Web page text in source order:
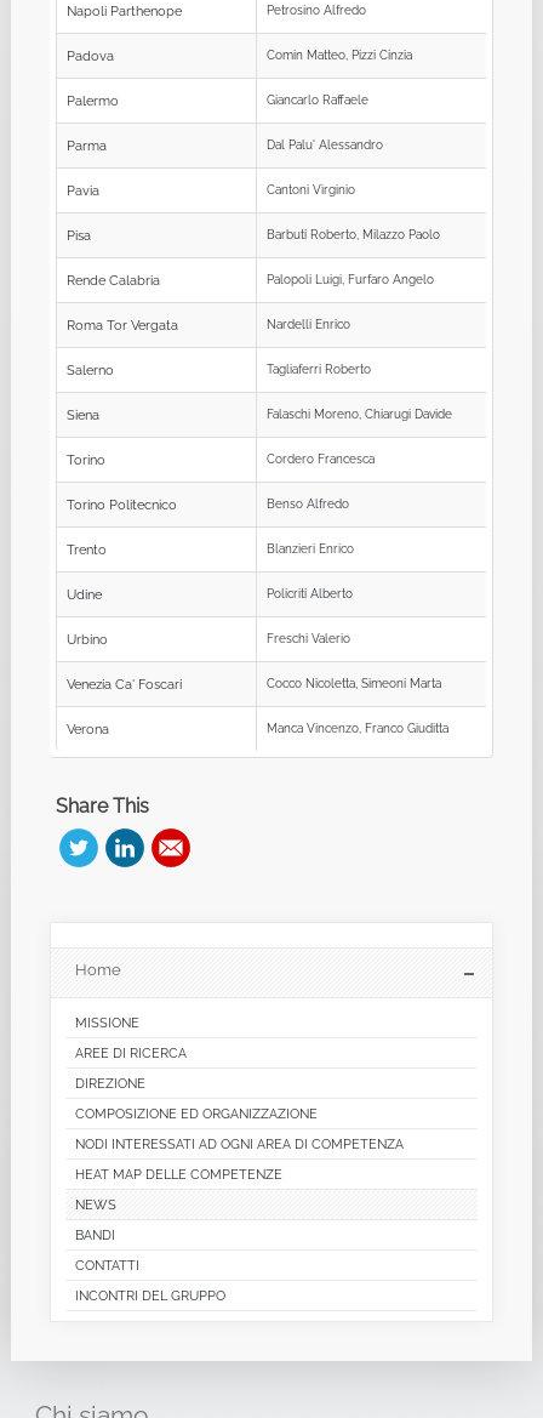
Napoli Parthenope Petrosino Alfredo
Padova Comin Matteo, Pizzi Cinzia
Palermo Giancarlo Raffaele
Parma Dal Palu' Alessandro
Pavia Cantoni Virginio
Pisa Barbuti Roberto, Milazzo Paolo
Rende Calabria Palopoli Luigi, Furfaro Angelo
Roma Tor Vergata Nardelli Enrico
Salerno Tagliaferri Roberto
Siena Falaschi Moreno, Chiarugi Davide
Torino Cordero Francesca
Torino Politecnico Benso Alfredo
Trento Blanzieri Enrico
Udine Policriti Alberto
Urbino Freschi Valerio
Venezia Ca' Foscari Cocco Nicoletta, Simeoni Marta
Verona Manca Vincenzo, Franco Giuditta
Share This
Home
MISSIONE
AREE DI RICERCA
DIREZIONE
COMPOSIZIONE ED ORGANIZZAZIONE
NODI INTERESSATI AD OGNI AREA DI COMPETENZA
HEAT MAP DELLE COMPETENZE
NEWS
BANDI
CONTATTI
INCONTRI DEL GRUPPO